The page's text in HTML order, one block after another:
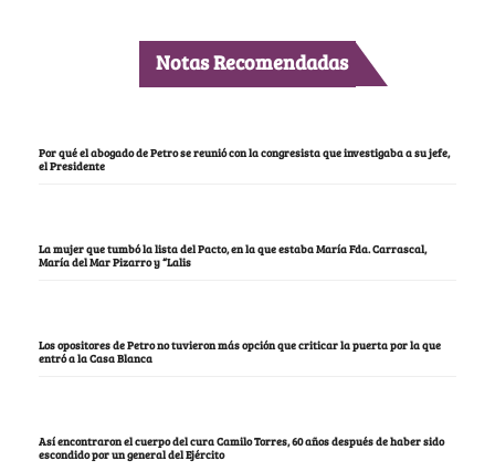
Notas Recomendadas
Por qué el abogado de Petro se reunió con la congresista que investigaba a su jefe,
el Presidente
La mujer que tumbó la lista del Pacto, en la que estaba María Fda. Carrascal,
María del Mar Pizarro y “Lalis
Los opositores de Petro no tuvieron más opción que criticar la puerta por la que
entró a la Casa Blanca
Así encontraron el cuerpo del cura Camilo Torres, 60 años después de haber sido
escondido por un general del Ejército